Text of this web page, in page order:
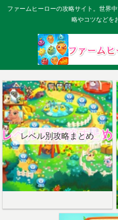
ファームヒーローの攻略サイト。世界
略やコツなどを
レベル別攻略まとめ